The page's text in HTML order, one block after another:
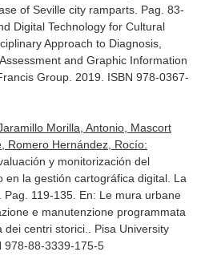
of Seville city ramparts. Pag. 83-
Digital Technology for Cultural
Approach to Diagnosis,
and Graphic Information
Group. 2019. ISBN 978-0367-
Morilla, Antonio, Mascort
Romero Hernández, Rocío:
y monitorización del
en la gestión cartográfica digital. La
119-135. En: Le mura urbane
e manutenzione programmata
centri storici.
. Pisa University
978-88-3339-175-5